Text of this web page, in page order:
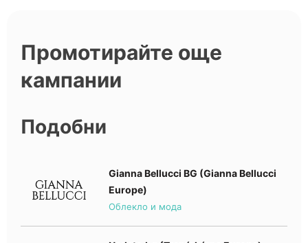
Промотирайте още
кампании
Подобни
Gianna Bellucci BG (Gianna Bellucci
Europe)
Облекло и мода